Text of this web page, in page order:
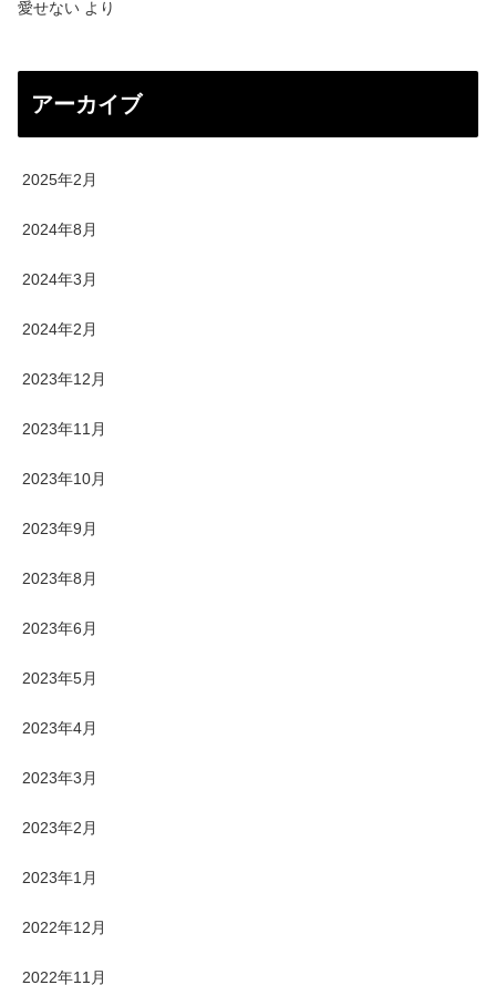
愛せない より
アーカイブ
2025年2月
2024年8月
2024年3月
2024年2月
2023年12月
2023年11月
2023年10月
2023年9月
2023年8月
2023年6月
2023年5月
2023年4月
2023年3月
2023年2月
2023年1月
2022年12月
2022年11月